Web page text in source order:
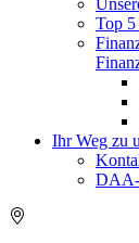
Top
Ihr Weg zu
DAA-